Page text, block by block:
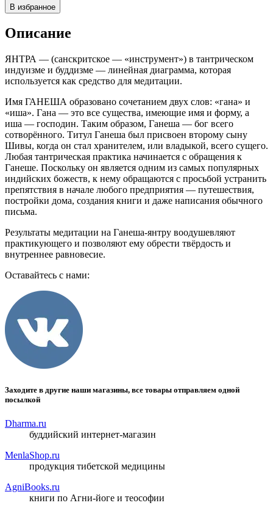
В избранное
Описание
ЯНТРА — (санскритское — «инструмент») в тантрическом
индуизме и буддизме — линейная диаграмма, которая
используется как средство для медитации.
Имя ГАНЕША образовано сочетанием двух слов: «гана» и
«иша». Гана — это все существа, имеющие имя и форму, а
иша — господин. Таким образом, Ганеша — бог всего
сотворённого. Титул Ганеша был присвоен второму сыну
Шивы, когда он стал хранителем, или владыкой, всего сущего.
Любая тантрическая практика начинается с обращения к
Ганеше. Поскольку он является одним из самых популярных
индийских божеств, к нему обращаются с просьбой устранить
препятствия в начале любого предприятия — путешествия,
постройки дома, создания книги и даже написания обычного
письма.
Результаты медитации на Ганеша-янтру воодушевляют
практикующего и позволяют ему обрести твёрдость и
внутреннее равновесие.
Оставайтесь с нами:
Заходите в другие наши магазины, все товары отправляем одной
посылкой
Dharma.ru
буддийский интернет-магазин
MenlaShop.ru
продукция тибетской медицины
AgniBooks.ru
книги по Агни-йоге и теософии